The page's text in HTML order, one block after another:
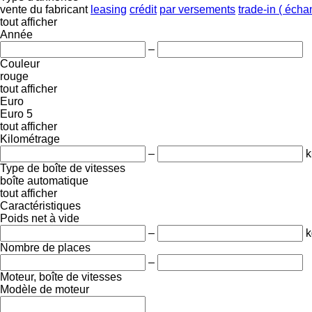
vente du fabricant leasing crédit par versements trade-in (
tout afficher
Année
–
Couleur
rouge
tout afficher
Euro
Euro 5
tout afficher
Kilométrage
–
Type de boîte de vitesses
boîte automatique
tout afficher
Caractéristiques
Poids net à vide
–
Nombre de places
–
Moteur, boîte de vitesses
Modèle de moteur